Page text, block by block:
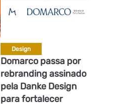
Design
Domarco passa por
rebranding assinado
pela Danke Design
para fortalecer